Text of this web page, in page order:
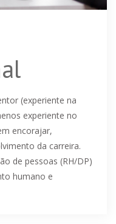
(experiente na
experiente no
encorajar,
da carreira.
de pessoas (RH/DP)
humano e